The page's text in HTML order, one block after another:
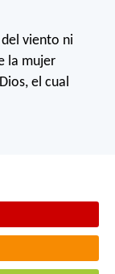
viento ni
la mujer
el cual